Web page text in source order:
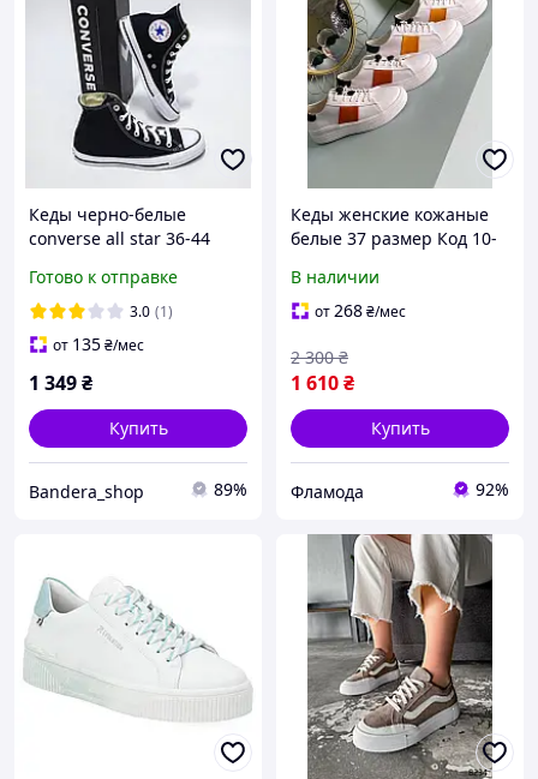
Кеды черно-белые
converse all star 36-44
Готово к отправке
3.0 (1)
от 135₴/мес
1 349₴
Купить
Bandera_shop 89%
Кеды женские кожаные
белые 37 размер Код 10-
В наличии
от268₴/мес
1 610₴
2 300 ₴
Купить
Фламода 92%